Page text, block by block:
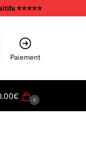
⭐️⭐️⭐️⭐️⭐️
Paiement
€ 0